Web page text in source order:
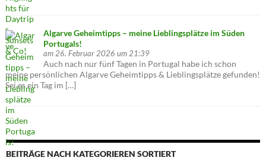
Algarve Geheimtipps – meine Lieblingsplätze im Süden
Portugals!
am 26. Februar 2026 um 21:39
Auch nach nur fünf Tagen in Portugal habe ich schon
meine persönlichen Algarve Geheimtipps & Lieblingsplätze gefunden!
Sei es ein Tag im […]
BEITRÄGE NACH KATEGORIEREN SORTIERT